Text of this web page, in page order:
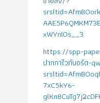
xWYnIOs__3
https://spp-
ปากกาไวท์บอร์ด-
7xC5kY6-